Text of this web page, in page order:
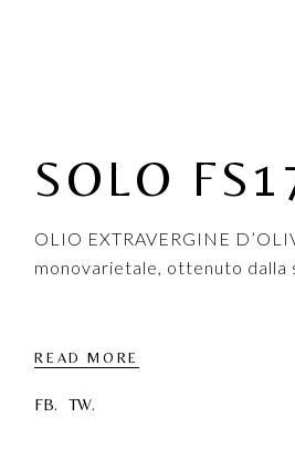
SOLO
OLIO EXTRAVERGINE
monovarietale, ottenuto dalla
READ MORE
FB. TW.